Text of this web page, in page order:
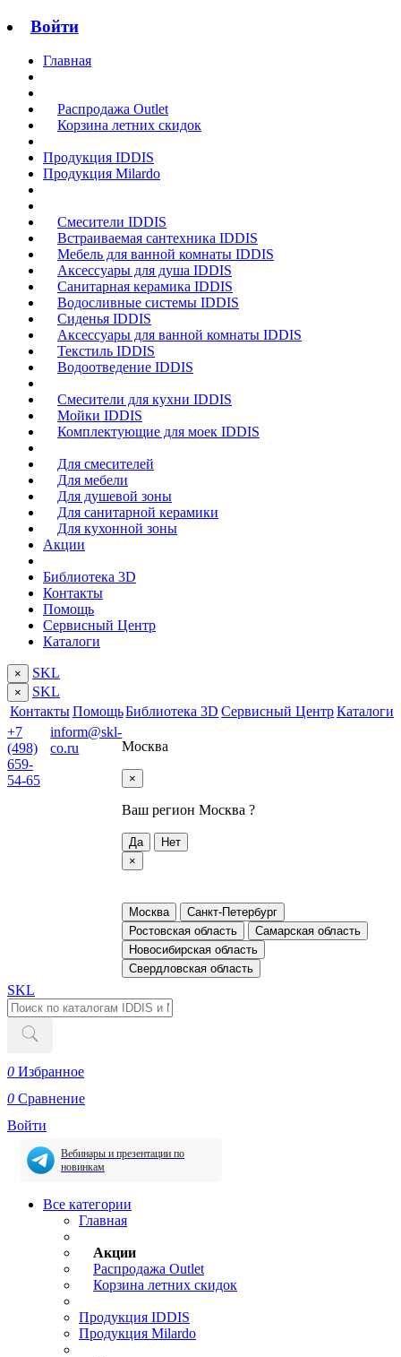
Войти
Главная
Распродажа Outlet
Корзина летних скидок
Продукция IDDIS
Продукция Milardo
Смесители IDDIS
Встраиваемая сантехника IDDIS
Мебель для ванной комнаты IDDIS
Аксессуары для душа IDDIS
Санитарная керамика IDDIS
Водосливные системы IDDIS
Сиденья IDDIS
Аксессуары для ванной комнаты IDDIS
Текстиль IDDIS
Водоотведение IDDIS
Смесители для кухни IDDIS
Мойки IDDIS
Комплектующие для моек IDDIS
Для смесителей
Для мебели
Для душевой зоны
Для санитарной керамики
Для кухонной зоны
Акции
Библиотека 3D
Контакты
Помощь
Сервисный Центр
Каталоги
× SKL
×
SKL
КонтактыПомощьБиблиотека 3D Сервисный ЦентрКаталоги
+7
(498)
659-
54-65
inform@skl-
co.ru
Москва
×
Ваш регионМосква ?
Да
Нет
×
Москва
Санкт-Петербург
Ростовская область
Самарская область
Новосибирская область
Свердловская область
SKL
0 Избранное
0 Сравнение
Войти
Вебинары и презентации по
новинкам
Все категории
Главная
Акции
Распродажа Outlet
Корзина летних скидок
Продукция IDDIS
Продукция Milardo